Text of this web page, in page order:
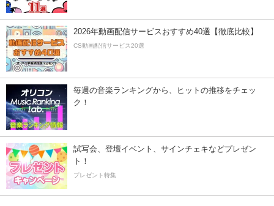
2026年動画配信サービスおすすめ40選【徹底比較】
CS動画配信サービス20選
毎週の音楽ランキングから、ヒットの推移をチェッ
ク！
試写会、登壇イベント、サインチェキなどプレゼン
ト！
プレゼント特集